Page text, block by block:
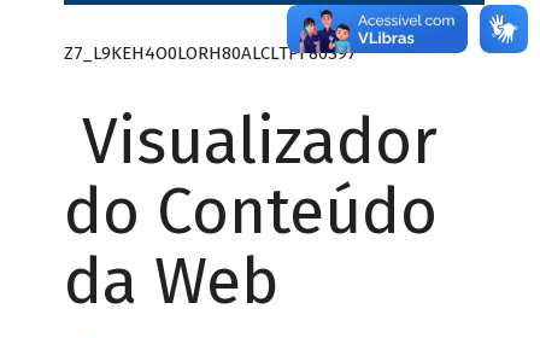
Z7_L9KEH4O0LORH80ALCLTPF80S97
Visualizador
do Conteúdo
da Web